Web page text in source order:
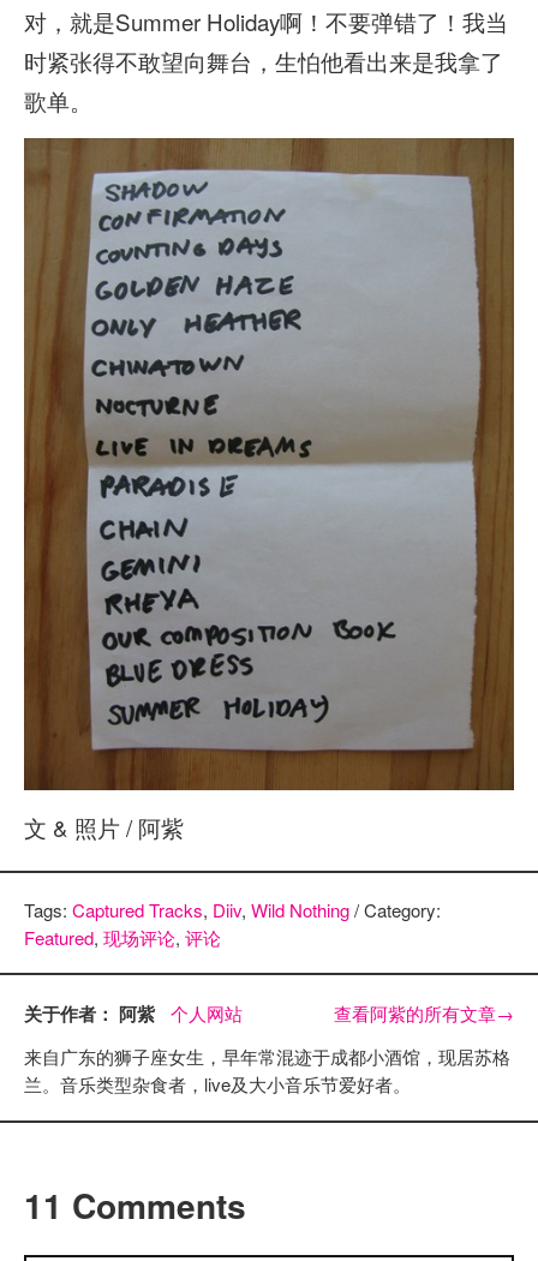
对，就是Summer Holiday啊！不要弹错了！我当
时紧张得不敢望向舞台，生怕他看出来是我拿了
歌单。
文 & 照片 / 阿紫
Tags: Captured Tracks, Diiv, Wild Nothing/ Category:
Featured, 现场评论, 评论
关于作者： 阿紫 个人网站 查看阿紫的所有文章→
来自广东的狮子座女生，早年常混迹于成都小酒馆，现居苏格
兰。音乐类型杂食者，live及大小音乐节爱好者。
11 Comments